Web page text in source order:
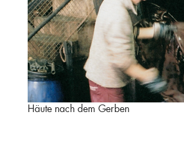
Häute nach dem Gerben